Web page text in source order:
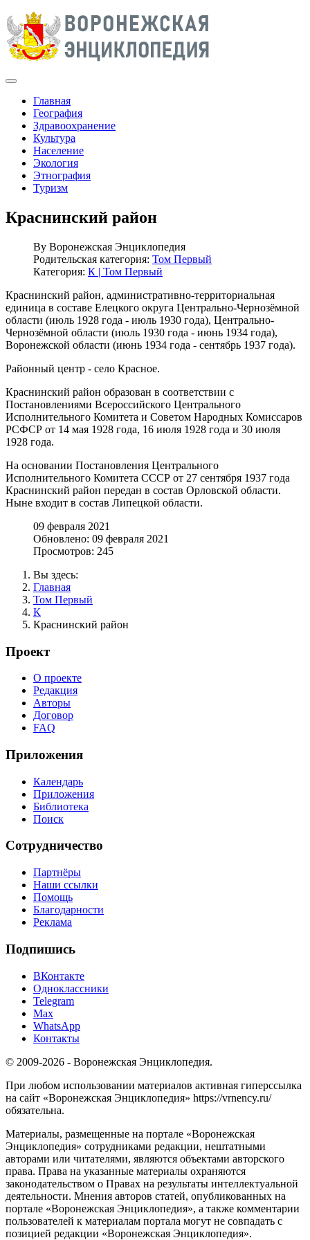
Главная
География
Здравоохранение
Культура
Население
Экология
Этнография
Туризм
Краснинский район
By Воронежская Энциклопедия
Родительская категория: Том Первый
Категория: К | Том Первый
Краснинский район, административно-территориальная
единица в составе Елецкого округа Центрально-Чернозёмной
области (июль 1928 года - июль 1930 года), Центрально-
Чернозёмной области (июль 1930 года - июнь 1934 года),
Воронежской области (июнь 1934 года - сентябрь 1937 года).
Районный центр - село Красное.
Краснинский район образован в соответствии с
Постановлениями Всероссийского Центрального
Исполнительного Комитета и Советом Народных Комиссаров
РСФСР от 14 мая 1928 года, 16 июля 1928 года и 30 июля
1928 года.
На основании Постановления Центрального
Исполнительного Комитета СССР от 27 сентября 1937 года
Краснинский район передан в состав Орловской области.
Ныне входит в состав Липецкой области.
09 февраля 2021
Обновлено: 09 февраля 2021
Просмотров: 245
Вы здесь:
Главная
Том Первый
К
Краснинский район
Проект
О проекте
Редакция
Авторы
Договор
FAQ
Приложения
Календарь
Приложения
Библиотека
Поиск
Сотрудничество
Партнёры
Наши ссылки
Помощь
Благодарности
Реклама
Подпишись
ВКонтакте
Одноклассники
Telegram
Max
WhatsApp
Контакты
© 2009-2026 - Воронежская Энциклопедия.
При любом использовании материалов активная гиперссылка
на сайт «Воронежская Энциклопедия» https://vrnency.ru/
обязательна.
Материалы, размещенные на портале «Воронежская
Энциклопедия» сотрудниками редакции, нештатными
авторами или читателями, являются объектами авторского
права. Права на указанные материалы охраняются
законодательством о Правах на результаты интеллектуальной
деятельности. Мнения авторов статей, опубликованных на
портале «Воронежская Энциклопедия», а также комментарии
пользователей к материалам портала могут не совпадать с
позицией редакции «Воронежская Энциклопедия».